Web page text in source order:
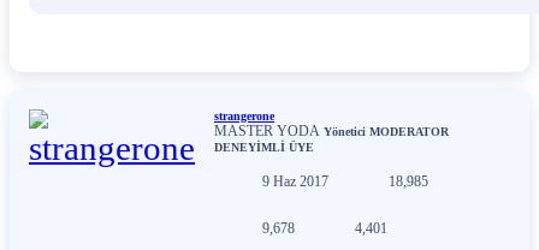
strangerone
MASTER YODA Yönetici MODERATOR
DENEYİMLİ ÜYE
9 Haz 2017 18,985
9,678 4,401